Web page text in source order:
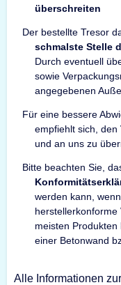
überschreiten
Der bestellte Tresor
schmalste Stelle
Durch eventuell
sowie
angegebenen
Für eine bessere
empfiehlt sich, den
und an uns zu
Bitte beachten Sie,
werden kann,
herstellerkonforme
meisten
einer Betonwand
Alle Informationen